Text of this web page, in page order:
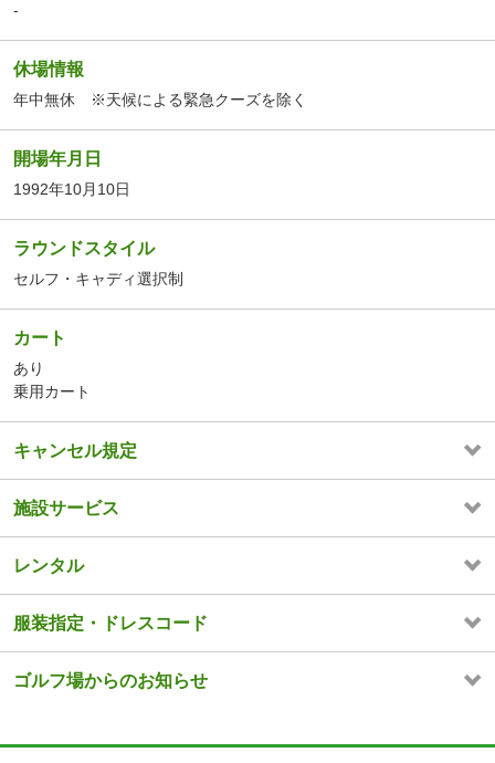
-
休場情報
年中無休 ※天候による緊急クーズを除く
開場年月日
1992年10月10日
ラウンドスタイル
セルフ・キャディ選択制
カート
あり
乗用カート
キャンセル規定
施設サービス
レンタル
服装指定・ドレスコード
ゴルフ場からのお知らせ